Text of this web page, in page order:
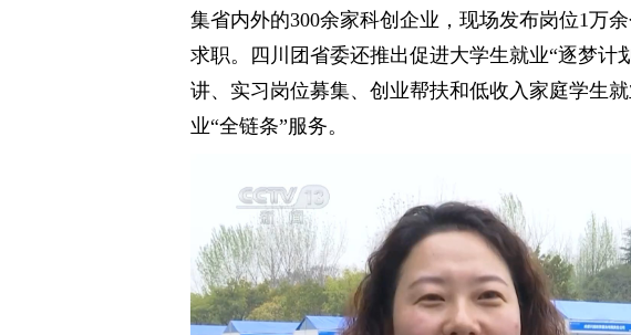
集省内外的300余家科创企业，现场发布岗位1万
求职。四川团省委还推出促进大学生就业“逐梦计
讲、实习岗位募集、创业帮扶和低收入家庭学生
业“全链条”服务。